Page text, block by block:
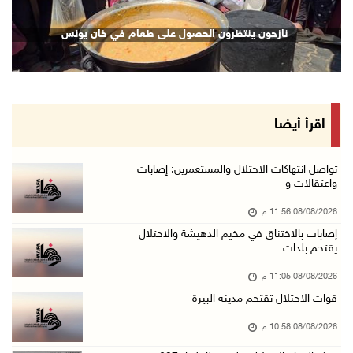
الاحتلال يحتجز مواطنين من طمون ومخيم الفارعة
08/آب/2026 09:33 م
الاحتلال يقتحم قرية المغير شمال شرق رام الله
مستعمرون يهاجمون مسجدا في بلدة إذنا غرب الخلي ...
الاحتلال يقتحم كوبر شمال رام الله
إصابات بالاختناق خلال مواجهات مع الاحتلال في ...
08/آب/2026 08:23 م
الاحتلال ينصب حواجز طيارة في محيط مخيم طولكرم ...
نازحون ينتظرون الحصول على طعام في خان يونس
اقرأ أيضا
تواصل انتهاكات الاحتلال والمستعمرين: إصابات
واعتقالات و
08/08/2026 11:56 م
إصابات بالاختناق في مخيم الدهيشة والاحتلال
يقتحم بلدات
08/08/2026 11:05 م
قوات الاحتلال تقتحم مدينة البيرة
08/08/2026 10:58 م